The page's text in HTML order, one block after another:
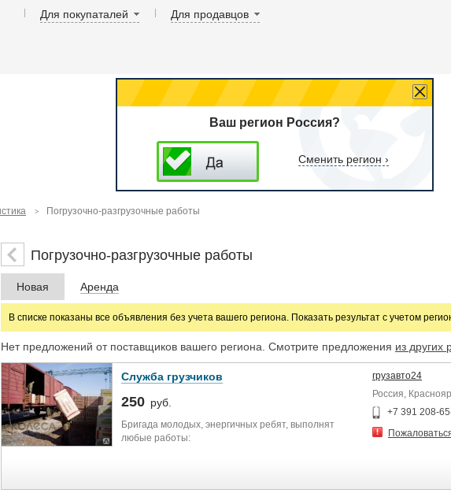
Для покупаталей Для продавцов
Ваш регион Россия?
Сменить регион ›
Погрузочно-разгрузочные работы
Погрузочно-разгрузочные работы
Новая Аренда
В списке показаны все объявления без учета вашего региона. Показать результат с учетом
Нет предложений от поставщиков вашего региона. Смотрите предложения из других
Служба грузчиков
250 руб.
Бригада молодых, энергичных ребят, выполнят
любые работы:
грузавто24
Россия,
+7 391 208-